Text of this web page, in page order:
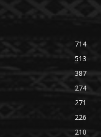
714
513
387
274
271
226
210